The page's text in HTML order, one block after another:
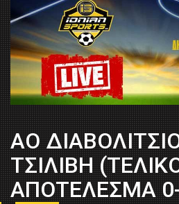
AO
ΤΣΙΛΙΒΗ
ΑΠΟΤΕΛΕΣΜΑ